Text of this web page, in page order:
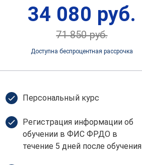
34 080 руб.
71 850 руб.
Доступна беспроцентная рассрочка
Персональный курс
Регистрация информации об
обучении в ФИС ФРДО в
течение 5 дней после обучения